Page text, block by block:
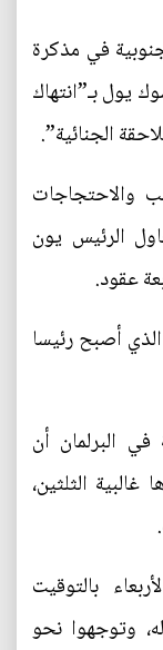
في مذكرة
يول بـ”انتهاك
الجنائية”.
والاحتجاجات
الرئيس يون
عقود.
أصبح رئيسا
في البرلمان أن
الثلثين،
بالتوقيت
وتوجهوا نحو